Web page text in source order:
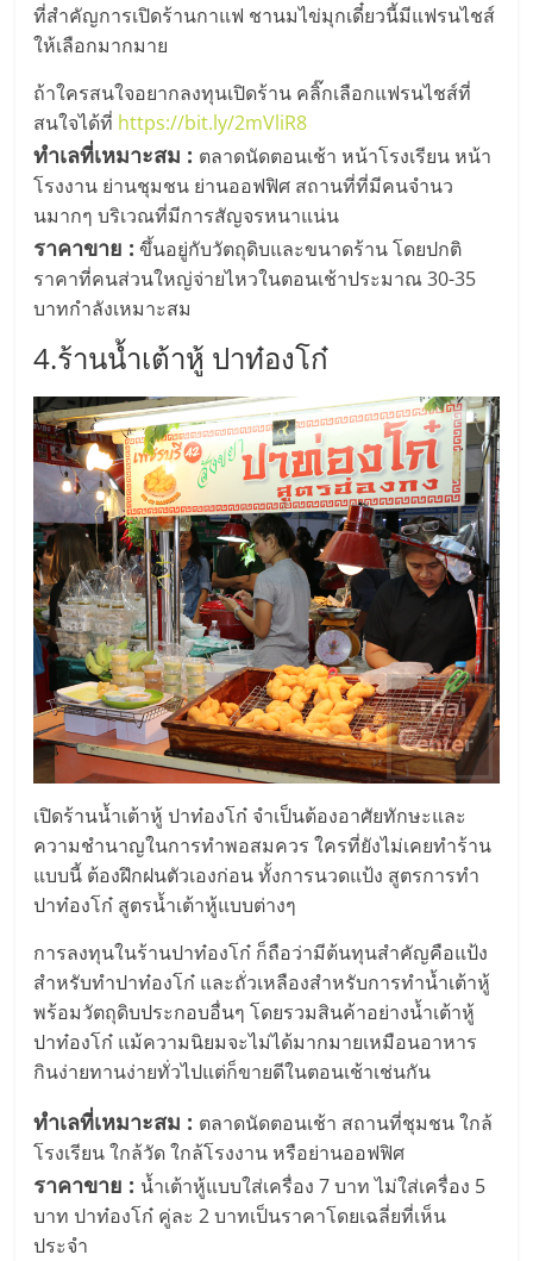
เปิด
ร้าน
ปรึกษา
ฟรี,
บริการ
พัฒนา
ระบบ
แฟ
รน
ไชส์"
"ศูนย์
รวม
ข้อมูล
ธุรกิจ
SME
แห่ง
ประเทศไทย,
ThaiSMEsCenter,
รวม
มอี
ไทย,
แฟ
รน
ไชส์,
ปรึกษา
ที่สำคัญการเปิดร้านกาแฟ ชานมไข่มุกเดี๋ยวนี้มีแฟรนไชส์
ให้เลือกมากมาย
ถ้าใครสนใจอยากลงทุนเปิดร้าน คลิ๊กเลือกแฟรนไชส์ที่
สนใจได้ที่ https://bit.ly/2mVliR8
ทำเลที่เหมาะสม : ตลาดนัดตอนเช้า หน้าโรงเรียน หน้า
โรงงาน ย่านชุมชน ย่านออฟฟิศ สถานที่ที่มีคนจำนว
นมากๆ บริเวณที่มีการสัญจรหนาแน่น
ราคาขาย : ขึ้นอยู่กับวัตถุดิบและขนาดร้าน โดยปกติ
ราคาที่คนส่วนใหญ่จ่ายไหวในตอนเช้าประมาณ 30-35
บาทกำลังเหมาะสม
4.ร้านน้ำเต้าหู้ ปาท๋องโก๋
เปิดร้านน้ำเต้าหู้ ปาท๋องโก๋ จำเป็นต้องอาศัยทักษะและ
ความชำนาญในการทำพอสมควร ใครที่ยังไม่เคยทำร้าน
แบบนี้ ต้องฝึกฝนตัวเองก่อน ทั้งการนวดแป้ง สูตรการทำ
ปาท๋องโก๋ สูตรน้ำเต้าหู้แบบต่างๆ
การลงทุนในร้านปาท๋องโก๋ ก็ถือว่ามีต้นทุนสำคัญคือแป้ง
สำหรับทำปาท๋องโก๋ และถั่วเหลืองสำหรับการทำน้ำเต้าหู้
พร้อมวัตถุดิบประกอบอื่นๆ โดยรวมสินค้าอย่างน้ำเต้าหู้
ปาท๋องโก๋ แม้ความนิยมจะไม่ได้มากมายเหมือนอาหาร
กินง่ายทานง่ายทั่วไปแต่ก็ขายดีในตอนเช้าเช่นกัน
ทำเลที่เหมาะสม : ตลาดนัดตอนเช้า สถานที่ชุมชน ใกล้
โรงเรียน ใกล้วัด ใกล้โรงงาน หรือย่านออฟฟิศ
ราคาขาย : น้ำเต้าหู้แบบใส่เครื่อง 7 บาท ไม่ใส่เครื่อง 5
บาท ปาท๋องโก๋ คู่ละ 2 บาทเป็นราคาโดยเฉลี่ยที่เห็น
ประจำ